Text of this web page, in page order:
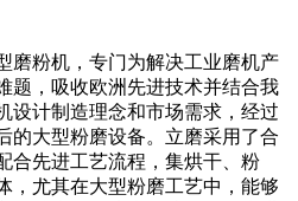
磨粉机，专门为解决工业磨机产
题，吸收欧洲先进技术并结合我
设计制造理念和市场需求，经过
的大型粉磨设备。立磨采用了合
合先进工艺流程，集烘干、粉
，尤其在大型粉磨工艺中，能够